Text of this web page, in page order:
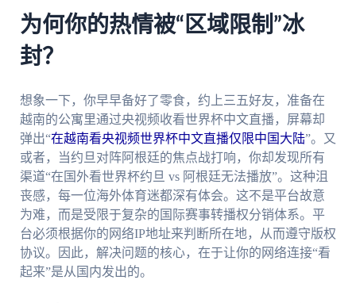
为何你的热情被“区域限制”冰
封？
想象一下，你早早备好了零食，约上三五好友，准备在
越南的公寓里通过央视频收看世界杯中文直播，屏幕却
弹出“在越南看央视频世界杯中文直播仅限中国大陆”。又
或者，当约旦对阵阿根廷的焦点战打响，你却发现所有
渠道“在国外看世界杯约旦 vs 阿根廷无法播放”。这种沮
丧感，每一位海外体育迷都深有体会。这不是平台故意
为难，而是受限于复杂的国际赛事转播权分销体系。平
台必须根据你的网络IP地址来判断所在地，从而遵守版权
协议。因此，解决问题的核心，在于让你的网络连接“看
起来”是从国内发出的。